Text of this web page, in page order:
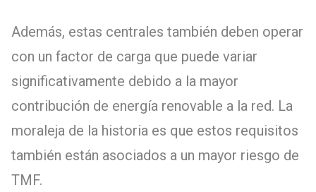
Además, estas centrales también deben operar
con un factor de carga que puede variar
significativamente debido a la mayor
contribución de energía renovable a la red. La
moraleja de la historia es que estos requisitos
también están asociados a un mayor riesgo de
TMF.